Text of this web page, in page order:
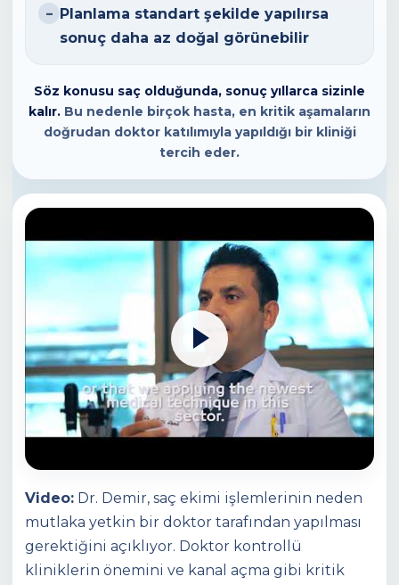
– Planlama standart şekilde yapılırsa
sonuç daha az doğal görünebilir
Söz konusu saç olduğunda, sonuç yıllarca sizinle
kalır. Bu nedenle birçok hasta, en kritik aşamaların
doğrudan doktor katılımıyla yapıldığı bir kliniği
tercih eder.
Video: Dr. Demir, saç ekimi işlemlerinin neden
mutlaka yetkin bir doktor tarafından yapılması
gerektiğini açıklıyor. Doktor kontrollü
kliniklerin önemini ve kanal açma gibi kritik